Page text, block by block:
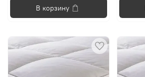
В корзину